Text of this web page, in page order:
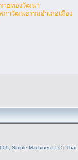
ายทองวัฒนา
าวัฒนธรรมอำเภอเมือง
Simple Machines LLC| Thai